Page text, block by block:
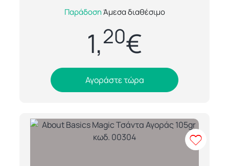
Η About Basics Crown 00305 είναι μία
ανθεκτική και πρακτική τσάντα αγοράς από
ύφασμα 105gr, ιδανική για καθημερινή
χρήση...
ΠαράδοσηΆμεσα διαθέσιμο
1,20€
Αγοράστε τώρα